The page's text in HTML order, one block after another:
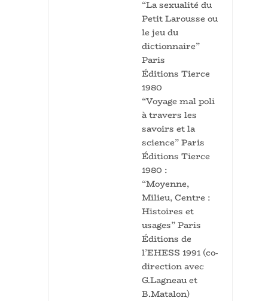
“La sexualité du
Petit Larousse ou
le jeu du
dictionnaire”
Paris
Éditions Tierce
1980
“Voyage mal poli
à travers les
savoirs et la
science” Paris
Éditions Tierce
1980 :
“Moyenne,
Milieu, Centre :
Histoires et
usages” Paris
Éditions de
l’EHESS 1991 (co-
direction avec
G.Lagneau et
B.Matalon)